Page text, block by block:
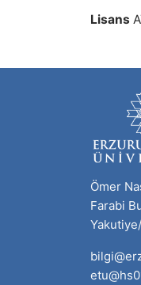
Lisans
Ömer
Farabi